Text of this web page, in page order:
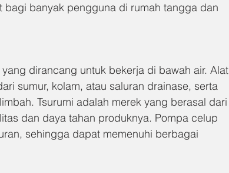
banyak pengguna di rumah tangga dan
dirancang untuk bekerja di bawah air. Alat
sumur, kolam, atau saluran drainase, serta
Tsurumi adalah merek yang berasal dari
dan daya tahan produknya. Pompa celup
sehingga dapat memenuhi berbagai